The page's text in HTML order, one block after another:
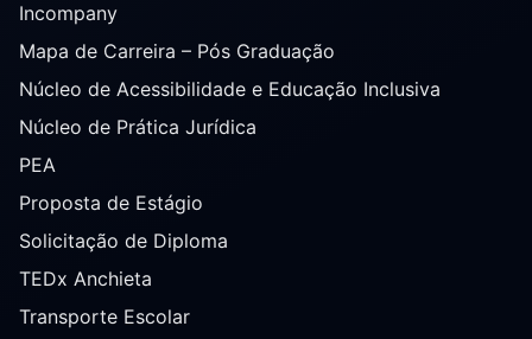
Incompany
Mapa de Carreira – Pós Graduação
Núcleo de Acessibilidade e Educação Inclusiva
Núcleo de Prática Jurídica
PEA
Proposta de Estágio
Solicitação de Diploma
TEDx Anchieta
Transporte Escolar